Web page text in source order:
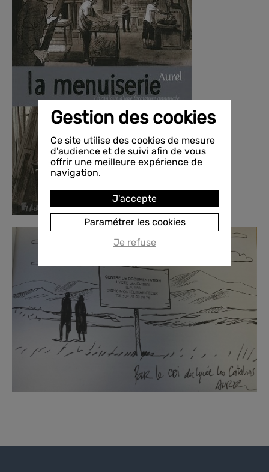
Gestion des cookies
Ce site utilise des cookies de mesure
d'audience et de suivi afin de vous
offrir une meilleure expérience de
navigation.
J'accepte
Paramétrer les cookies
Je refuse